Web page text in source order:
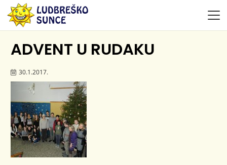
ADVENT U RUDAKU
30.1.2017.